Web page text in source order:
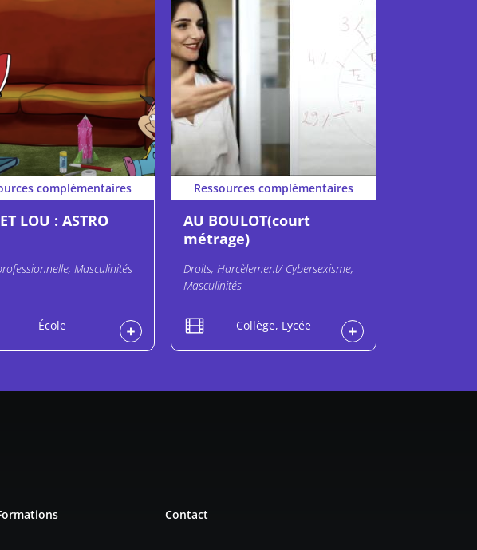
complémentaires
LOU : ASTRO
Masculinités
École
Ressources complémentaires
AU BOULOT(court
métrage)
Droits, Harcèlement/ Cybersexisme,
Masculinités
Collège, Lycée
Contact